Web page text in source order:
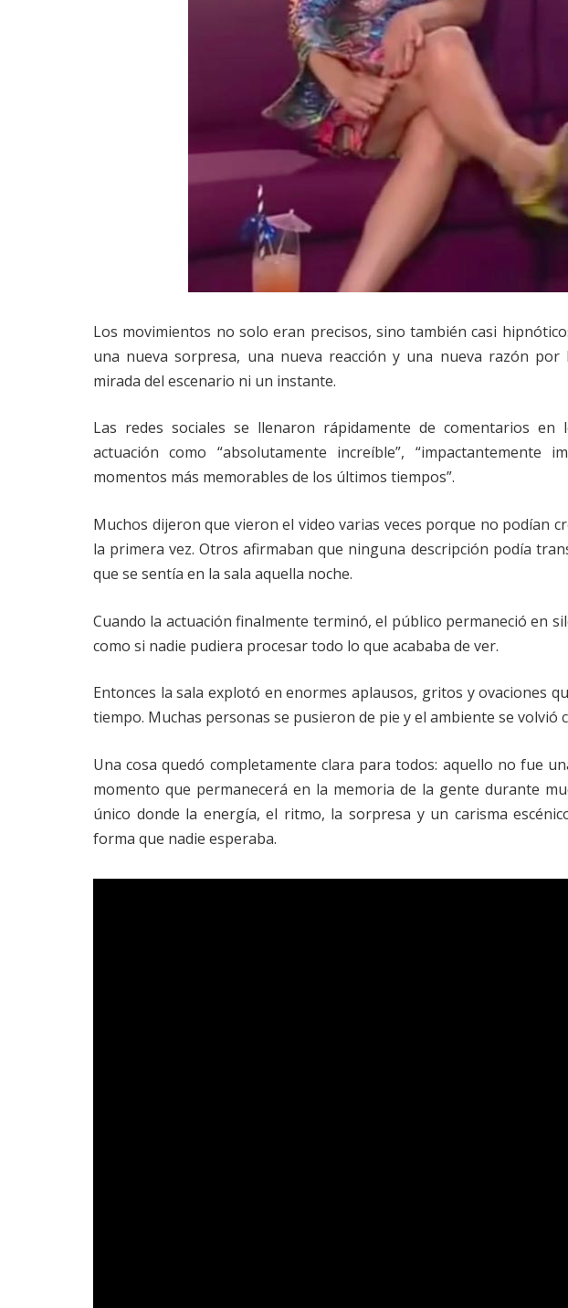
Los movimientos no solo eran precisos, sino también casi
una nueva sorpresa, una nueva reacción y una nueva razón
mirada del escenario ni un instante.
Las redes sociales se llenaron rápidamente de comentarios
actuación como “absolutamente increíble”, “impactantemente
momentos más memorables de los últimos tiempos”.
Muchos dijeron que vieron el video varias veces porque no podían
la primera vez. Otros afirmaban que ninguna descripción podía
que se sentía en la sala aquella noche.
Cuando la actuación finalmente terminó, el público permaneció en
como si nadie pudiera procesar todo lo que acababa de ver.
Entonces la sala explotó en enormes aplausos, gritos y ovaciones
tiempo. Muchas personas se pusieron de pie y el ambiente se volvió
Una cosa quedó completamente clara para todos: aquello no fue
momento que permanecerá en la memoria de la gente durante
único donde la energía, el ritmo, la sorpresa y un carisma
forma que nadie esperaba.